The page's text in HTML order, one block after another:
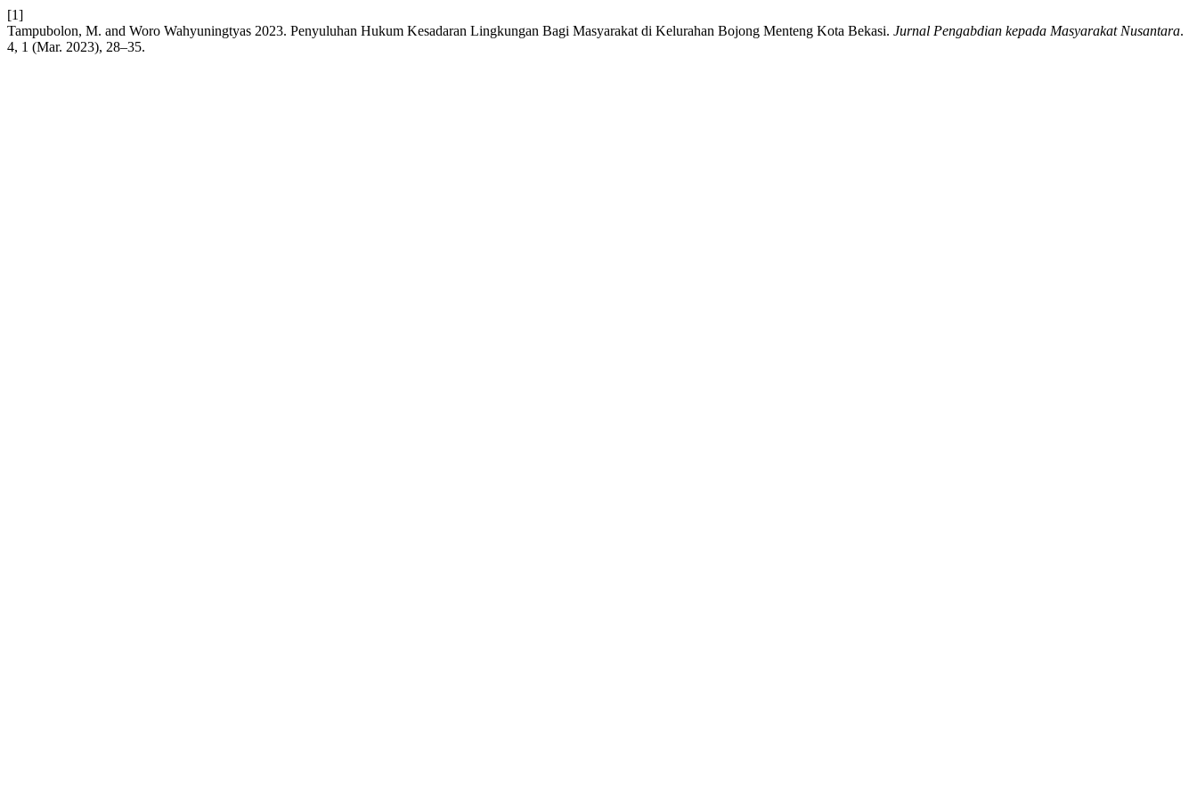
[1]
Tampubolon, M. and Woro Wahyuningtyas 2023. Penyuluhan Hukum Kesadaran Lingkungan Bagi Masyarakat di Kelurahan Bojong Menteng Kota Bekasi. Jurnal Pengabdian kepada Masyarakat Nusantara.
4, 1 (Mar. 2023), 28–35.